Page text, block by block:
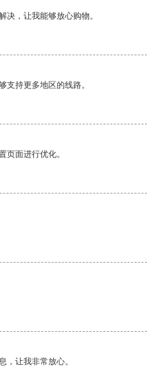
，让我能够放心购物。
持更多地区的线路。
页面进行优化。
，让我非常放心。